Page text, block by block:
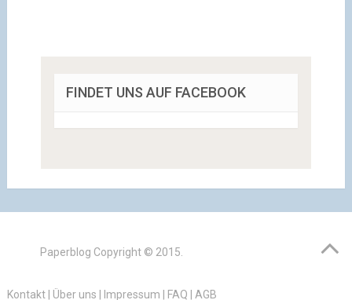
FINDET UNS AUF FACEBOOK
Paperblog Copyright © 2015.
Kontakt| Über uns Impressum FAQ AGB